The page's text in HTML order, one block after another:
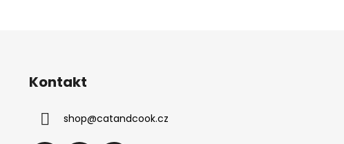
Kontakt
shop@catandcook.cz